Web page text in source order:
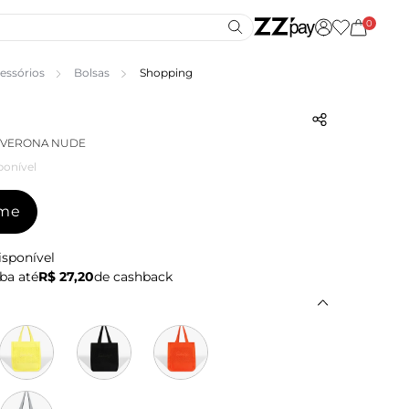
0
Bolsas Shopping
NUDE
atéR$ 27,20de cashback